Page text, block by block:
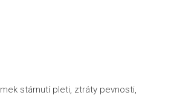
stárnutí pleti, ztráty pevnosti,